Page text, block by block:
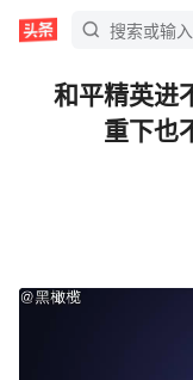
和平精英进
重下也